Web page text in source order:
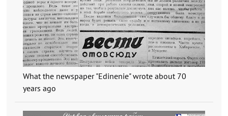
What the newspaper "Edinenie" wrote about 70
years ago